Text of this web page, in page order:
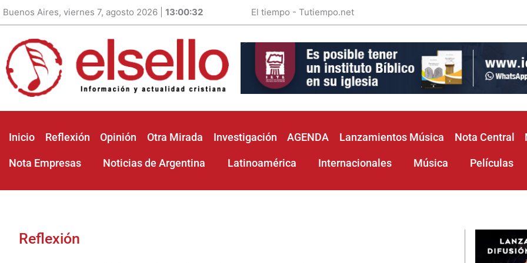
Buenos Aires, viernes 7, agosto 2026 | 13:00:33 El tiempo - Tutiempo.net
Inicio Reflexión Opinión Otra Mirada Investigación AGENDA Lanzamientos Música Nota Central
Nota Empresas Noticias de Argentina Latinoamérica Internacionales Música Películas
Reflexión